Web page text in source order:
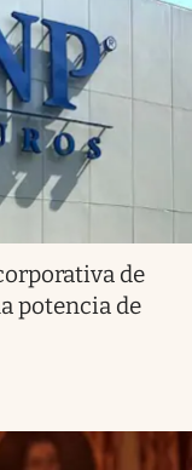
de
potencia de